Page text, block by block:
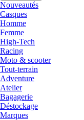
Nouveautés
Casques
Homme
Femme
High-Tech
Racing
Moto & scooter
Tout-terrain
Adventure
Atelier
Bagagerie
Déstockage
Marques